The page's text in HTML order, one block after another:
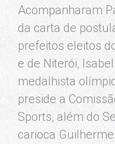
Acompanharam
da carta de
prefeitos eleitos
e de Niterói,
medalhista
preside a
Sports, além do
carioca Guilherme